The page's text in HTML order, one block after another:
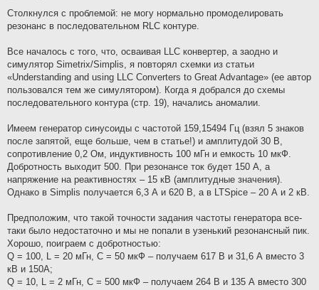
s
Столкнулся с проблемой: не могу нормально промоделировать
резонанс в последовательном RLC контуре.
Все началось с того, что, осваивая LLC конвертер, а заодно и
симулятор Simetrix/Simplis, я повторял схемки из статьи
«Understanding and using LLC Converters to Great Advantage» (ее автор
пользовался тем же симулятором). Когда я добрался до схемы
последовательного контура (стр. 19), начались аномалии.
Имеем генератор синусоиды с частотой 159,15494 Гц (взял 5 знаков
после запятой, еще больше, чем в статье!) и амплитудой 30 В,
сопротивление 0,2 Ом, индуктивность 100 мГн и емкость 10 мкФ.
Добротность выходит 500. При резонансе ток будет 150 А, а
напряжение на реактивностях – 15 кВ (амплитудные значения).
Однако в Simplis получается 6,3 А и 620 В, а в LTSpice – 20 А и 2 кВ.
Предположим, что такой точности задания частоты генератора все-
таки было недостаточно и мы не попали в узенький резонансный пик.
Хорошо, поиграем с добротностью:
Q = 100, L = 20 мГн, C = 50 мкФ – получаем 617 В и 31,6 А вместо 3
кВ и 150А;
Q = 10, L = 2 мГн, C = 500 мкФ – получаем 264 В и 135 А вместо 300